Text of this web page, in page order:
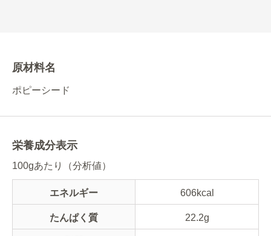
原材料名
ポピーシード
栄養成分表示
100gあたり（分析値）
エネルギー 606kcal
たんぱく質 22.2g